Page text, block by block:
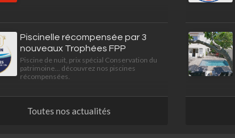
Piscinelle récompensée par 3
nouveaux Trophées FPP
Piscine de nuit, prix spécial Conservation du
patrimoine... découvrez nos piscines
récompensées.
Toutes nos actualités